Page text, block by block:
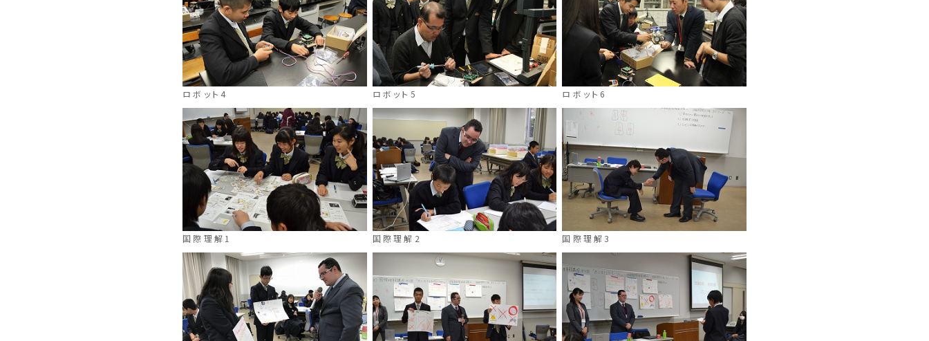
ロボット4 ロボット5 ロボット6
国際理解1 国際理解2 国際理解3